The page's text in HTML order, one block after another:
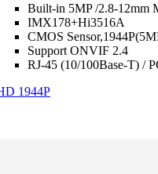
Built-in 5MP /2.8-12mm
IMX178+Hi3516A
CMOS
Support ONVIF 2.4
RJ-45 (10/100Base-T) /
1944P